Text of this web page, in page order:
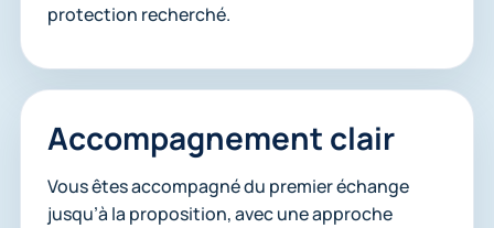
protection recherché.
Accompagnement clair
Vous êtes accompagné du premier échange
jusqu’à la proposition, avec une approche